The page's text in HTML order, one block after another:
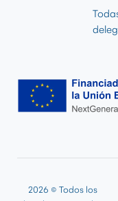
2026 © Todos los